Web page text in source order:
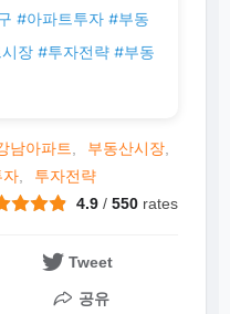
#아파트투자 #부동
장 #투자전략 #부동
남아파트
부동산시장
자
투자전략
4.9 /550 rates
Tweet
공유